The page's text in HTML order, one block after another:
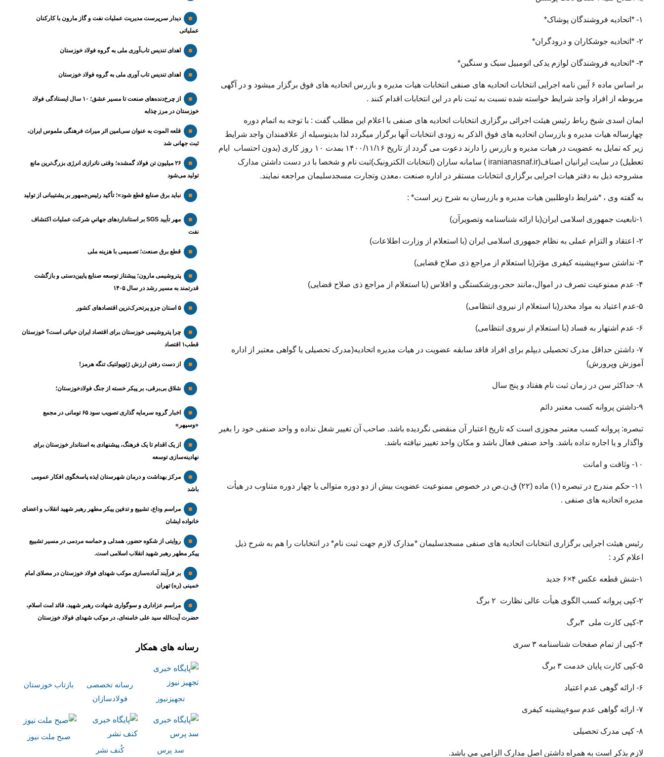
۱- *اتحادیه فروشندگان پوشاک*
۲- *اتحادیه جوشکاران و درودگران*
۳- *اتحادیه فروشندگان لوازم یدکی اتومبیل سبک و سنگین*
بر اساس ماده ۶ آیین نامه اجرایی انتخابات اتحادیه های صنفی انتخابات هیات مدیره و بازرس اتحادیه های فوق برگزار میشود و در آگهی
مربوطه از افراد واجد شرایط خواسته شده نسبت به ثبت نام در این انتخابات اقدام کنند .
ایمان اسدی شیخ رباط رئیس هیئت اجرائی برگزاری انتخابات اتحادیه های صنفی با اعلام این مطلب گفت : با توجه به اتمام دوره
چهارساله هیات مدیره و بازرسان اتحادیه های فوق الذکر به زودی انتخابات آنها برگزار میگردد لذا بدینوسیله از علاقمندان واجد شرایط
زیر که تمایل به عضویت در هیات مدیره و بازرس را دارند دعوت می گردد از تاریخ ۱۴۰۰/۱۱/۱۶ بمدت ۱۰ روز کاری (بدون احتساب ایام
تعطیل) در سایت ایرانیان اصناف(iranianasnaf.ir ) سامانه ساران (انتخابات الکترونیک)ثبت نام و شخصا با در دست داشتن مدارک
مشروحه ذیل به دفتر هیات اجرایی برگزاری انتخابات مستقر در اداره صنعت ،معدن وتجارت مسجدسلیمان مراجعه نمایند.
به گفته وی ، *شرایط داوطلبین هیات مدیره و بازرسان به شرح زیر است* :
۱-تابعیت جمهوری اسلامی ایران(با ارائه شناسنامه وتصویرآن)
۲- اعتقاد و التزام عملی به نظام جمهوری اسلامی ایران (با استعلام از وزارت اطلاعات)
۳- نداشتن سوءپیشینه کیفری مؤثر(با استعلام از مراجع ذی صلاح قضایی)
۴- عدم ممنوعیت تصرف در اموال،مانند حجر،ورشکستگی و افلاس (با استعلام از مراجع ذی صلاح قضایی)
۵-عدم اعتیاد به مواد مخدر(با استعلام از نیروی انتظامی)
۶- عدم اشتهار به فساد (با استعلام از نیروی انتظامی)
۷- داشتن حداقل مدرک تحصیلی دیپلم برای افراد فاقد سابقه عضویت در هیات مدیره اتحادیه(مدرک تحصیلی یا گواهی معتبر از اداره
آموزش وپرورش)
۸- حداکثر سن در زمان ثبت نام هفتاد و پنج سال
۹-داشتن پروانه کسب معتبر دائم
تبصره: پروانه کسب معتبر مجوزی است که تاریخ اعتبار آن منقضی نگردیده باشد. صاحب آن تغییر شغل نداده و واحد صنفی خود را بغیر
واگذار و یا اجاره نداده باشد. واحد صنفی فعال باشد و مکان واحد تغییر نیافته باشد.
۱۰- وثاقت و امانت
۱۱- حکم مندرج در تبصره (۱) ماده (۲۲) ق.ن.ص در خصوص ممنوعیت عضویت بیش از دو دوره متوالی یا چهار دوره متناوب در هیأت
مدیره اتحادیه های صنفی .
رئیس هیئت اجرایی برگزاری انتخابات اتحادیه های صنفی مسجدسلیمان *مدارک لازم جهت ثبت نام* در انتخابات را هم به شرح ذیل
اعلام کرد :
۱-شش قطعه عکس ۴×۶ جدید
۲-کپی پروانه کسب الگوی هیأت عالی نظارت ۲ برگ
۳-کپی کارت ملی ۳برگ
۴-کپی از تمام صفحات شناسنامه ۳ سری
۵-کپی کارت پایان خدمت ۳ برگ
۶- ارائه گوهی عدم اعتیاد
۷- ارائه گواهی عدم سوءپیشینه کیفری
۸- کپی مدرک تحصیلی
لازم بذکر است به همراه داشتن اصل مدارک الزامی می باشد.
دیدار سرپرست مدیریت عملیات نفت و گاز مارون با کارکنان
عملیاتی
اهدای تندیس تاب‌آوری ملی به گروه فولاد خوزستان
اهدای تندیس تاب آوری ملی به گروه فولاد خوزستان
از چرخ‌دنده‌های صنعت تا مسیر عشق؛ ۱۰ سال ایستادگی فولاد
خوزستان در مرز چذابه
قلعه الموت به عنوان سی‌امین اثر میراث‌ فرهنگی ملموس ایران،
ثبت جهانی شد
۲۶ میلیون تن فولاد گمشده؛ وقتی ناترازی انرژی بزرگ‌ترین مانع
تولید می‌شود
نباید برق صنایع قطع شود»؛ تأکید رئیس‌جمهور بر پشتیبانی از تولید
مهر تأیید SGS بر استانداردهای جهانیِ شرکت عملیات اکتشاف
نفت
قطع برق صنعت؛ تصمیمی با هزینه ملی
پتروشیمی مارون؛ پیشتاز توسعه صنایع پایین‌دستی و بازگشت
قدرتمند به مسیر رشد در سال ۱۴۰۵
۵ استان جزو پرتحرک‌ترین اقتصاد‌های کشور
چرا پتروشیمی خوزستان برای اقتصاد ایران حیاتی است؟ خوزستان
قطب۱ اقتصاد
از دست رفتن ارزش ژئوپولتیک تنگه هرمز!
شلاق‌ بی‌برقی، بر پیکر خسته‌ از جنگ فولادخوزستان؛
اخبار گروه سرمایه گذاری تصویب سود ۶۵ تومانی در مجمع
«وسپهر»
از یک اقدام تا یک فرهنگ، پیشنهادی به استاندار خوزستان برای
نهادینه‌سازی توسعه
مرکز بهداشت و درمان شهرستان ایذه پاسخگوی افکار عمومی
باشد
مراسم وداع، تشییع و تدفین پیکر مطهر رهبر شهید انقلاب و اعضای
خانواده ایشان
روایتی از شکوه حضور، همدلی و حماسه مردمی در مسیر تشییع
پیکر مطهر رهبر شهید انقلاب اسلامی است.
بر فرآیند آماده‌سازی موکب شهدای فولاد خوزستان در مصلای امام
خمینی (ره) تهران
مراسم عزاداری و سوگواری شهادت رهبر شهید، قائد امت اسلام،
حضرت آیت‌الله سید علی خامنه‌ای، در موکب شهدای فولاد خوزستان
رسانه های همکار
تجهیزنیوز
رسانه تخصصی
فولادسازان
بازتاب خوزستان
سد پرس کُنف نشر
صبح ملت نیوز